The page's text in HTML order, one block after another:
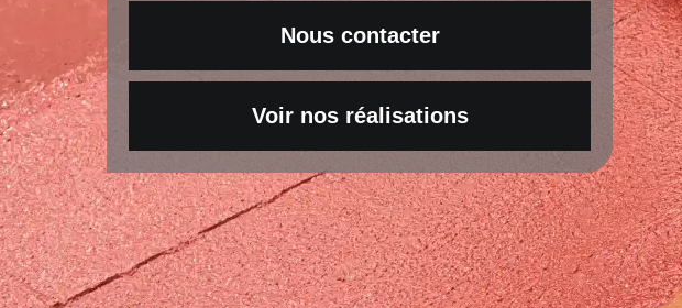
Nous contacter
Voir nos réalisations